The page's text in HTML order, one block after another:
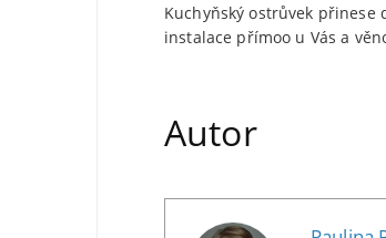
Kuchyňský ostrůvek přinese
instalace přímoo u Vás a
Autor